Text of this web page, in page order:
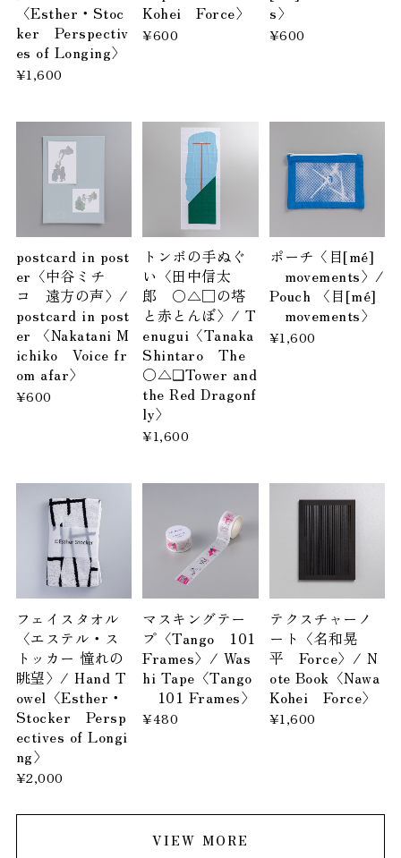
〈Esther・Stoc
ker Perspectiv
es of Longing〉
¥1,600
Kohei Force〉
¥600
s〉
¥600
postcard in post
er〈中谷ミチ
コ 遠方の声〉/
postcard in post
er 〈Nakatani M
ichiko Voice fr
om afar〉
¥600
トンボの手ぬぐ
い〈田中信太
郎 〇△□の塔
と赤とんぼ〉/ T
enugui〈Tanaka
Shintaro The
〇△❑Tower and
the Red Dragonf
ly〉
¥1,600
ポーチ〈目[mé]
movements〉/
Pouch 〈目[mé]
movements〉
¥1,600
フェイスタオル
〈エステル・ス
トッカー 憧れの
眺望〉/ Hand T
owel〈Esther・
Stocker Persp
ectives of Longi
ng〉
¥2,000
マスキングテー
プ〈Tango 101
Frames〉/ Was
hi Tape〈Tango
101 Frames〉
¥480
テクスチャーノ
ート〈名和晃
平 Force〉/ N
ote Book〈Nawa
Kohei Force〉
¥1,600
VIEW MORE